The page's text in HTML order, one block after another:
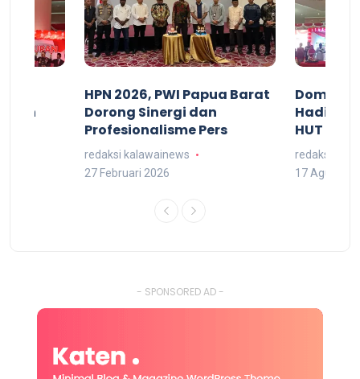
HPN 2026, PWI Papua Barat
Dorong Sinergi dan
Profesionalisme Pers
redaksi kalawainews
27 Februari 2026
Hadiri
HUT RI
redaksi
17 Agustus
- SPONSORED AD -